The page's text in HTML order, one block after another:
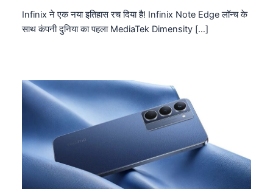
Infinix ने एक नया इतिहास रच दिया है! Infinix Note Edge लॉन्च के
साथ कंपनी दुनिया का पहला MediaTek Dimensity […]